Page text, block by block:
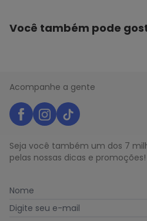
Você também pode
Acompanhe a gente
Seja você também um dos 7
pelas nossas dicas e promoções!
Nome
Digite seu e-mail